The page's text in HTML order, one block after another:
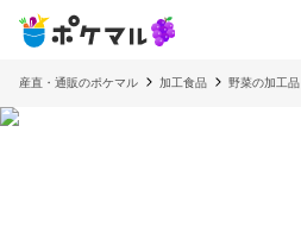
産直・通販のポケマル 加工食品 野菜の加工品